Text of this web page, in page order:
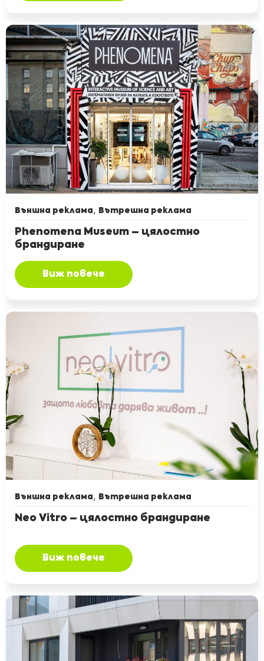
Външна реклама, Вътрешна реклама
Phenomena Museum – цялостно
брандиране
Виж повече
Външна реклама, Вътрешна реклама
Neo Vitro – цялостно брандиране
Виж повече